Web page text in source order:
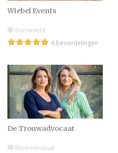
Wiebel Events
Barneveld
6 beoordelingen
De Trouwadvocaat
Bloemendaal